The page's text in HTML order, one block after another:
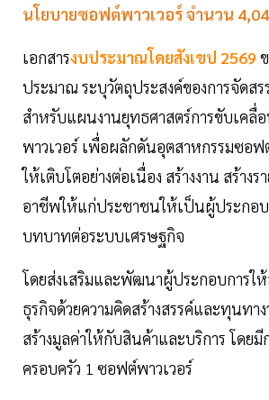
นโยบายซอฟต์พาวเวอร์ จำนวน
เอกสารงบประมาณโดยสังเขป 2569
ประมาณ ระบุวัตถุประสงค์ของการจัดส
สำหรับแผนงานยุทธศาสตร์การขับเคลื่
พาวเวอร์ เพื่อผลักดันอุตสาหกรรมซอฟ
ให้เติบโตอย่างต่อเนื่อง สร้างงาน สร้างร
อาชีพให้แก่ประชาชนให้เป็นผู้ประกอ
บทบาทต่อระบบเศรษฐกิจ
โดยส่งเสริมและพัฒนาผู้ประกอบการใ
ธุรกิจด้วยความคิดสร้างสรรค์และทุนทา
สร้างมูลค่าให้กับสินค้าและบริการ โดยมี
ครอบครัว 1 ซอฟต์พาวเวอร์